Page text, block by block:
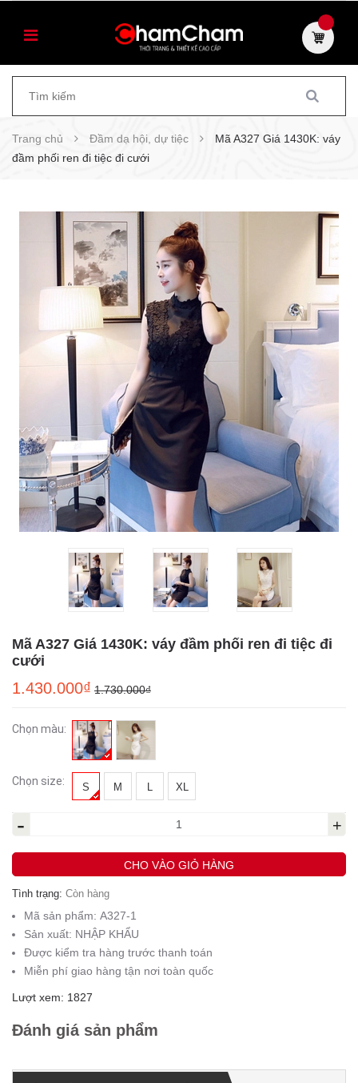
Trang chủ Đầm dạ hội, dự tiệc
Mã A327 Giá 1430K: váy
đầm phối ren đi tiệc đi cưới
Mã A327 Giá 1430K: váy đầm phối ren đi tiệc đi
cưới
1.430.000₫ 1.730.000₫
Chọn màu:
Chọn size: S M L XL
- +
CHO VÀO GIỎ HÀNG
Tình trạng: Còn hàng
Mã sản phẩm: A327-1
Sản xuất: NHẬP KHẨU
Được kiểm tra hàng trước thanh toán
Miễn phí giao hàng tận nơi toàn quốc
Lượt xem: 1827
Đánh giá sản phẩm